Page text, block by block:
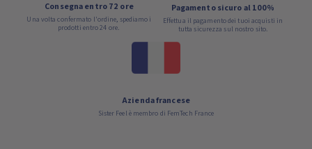
Consegna entro 72 ore
Una volta confermato l'ordine, spediamo i
prodotti entro 24 ore.
Pagamento sicuro al 100%
Effettua il pagamento dei tuoi acquisti in
tutta sicurezza sul nostro sito.
Azienda francese
Sister Feel è membro di FemTech France